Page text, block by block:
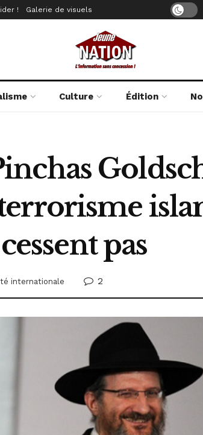
! Galerie de visuels
Culture Édition
pas
internationale 2